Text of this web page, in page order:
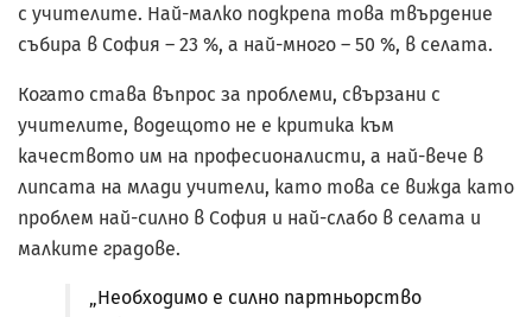
с учителите. Най-малко подкрепа това твърдение
събира в София – 23 %, а най-много – 50 %, в селата.
Когато става въпрос за проблеми, свързани с
учителите, водещото не е критика към
качеството им на професионалисти, а най-вече в
липсата на млади учители, като това се вижда като
проблем най-силно в София и най-слабо в селата и
малките градове.
„Необходимо е силно партньорство